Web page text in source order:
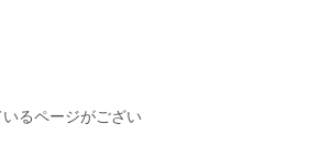
るページがござい